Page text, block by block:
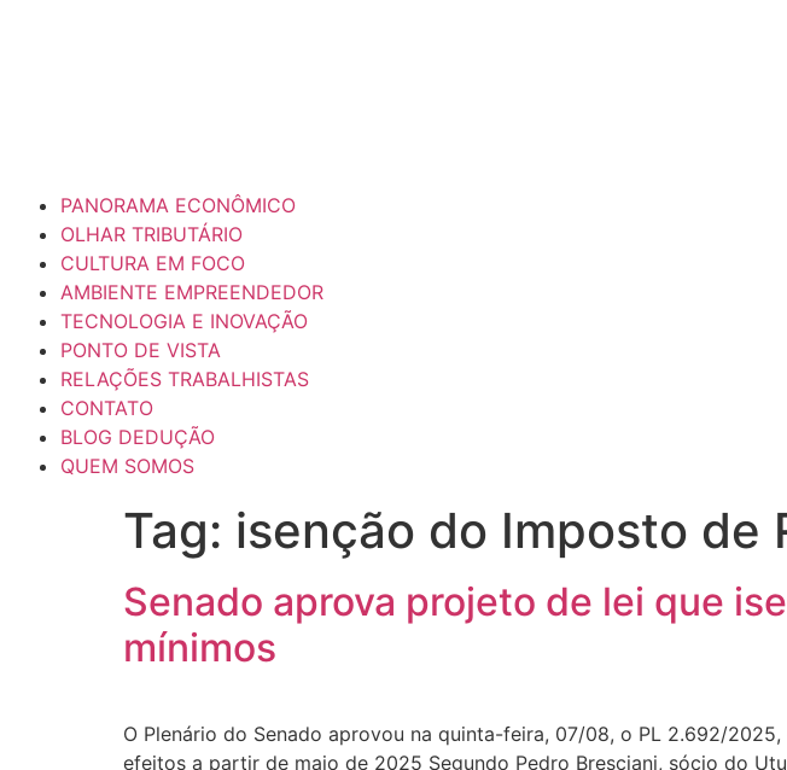
PANORAMA ECONÔMICO
OLHAR TRIBUTÁRIO
CULTURA EM FOCO
AMBIENTE EMPREENDEDOR
TECNOLOGIA E INOVAÇÃO
PONTO DE VISTA
RELAÇÕES TRABALHISTAS
CONTATO
BLOG DEDUÇÃO
QUEM SOMOS
Tag: isenção do Imposto de
Senado aprova projeto de lei que
mínimos
O Plenário do Senado aprovou na quinta-feira, 07/08, o PL 2.692/
efeitos a partir de maio de 2025 Segundo Pedro Bresciani, sócio do